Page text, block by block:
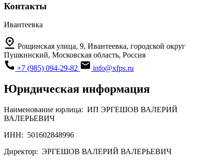
Контакты
Ивантеевка
Рощинская улица, 9, Ивантеевка, городской округ
Пушкинский, Московская область, Россия
+7 (985) 094-29-82
info@xfps.ru
Юридическая информация
Наименование юрлица: ИП ЭРГЕШОВ ВАЛЕРИЙ
ВАЛЕРЬЕВИЧ
ИНН: 501602848996
Директор: ЭРГЕШОВ ВАЛЕРИЙ ВАЛЕРЬЕВИЧ